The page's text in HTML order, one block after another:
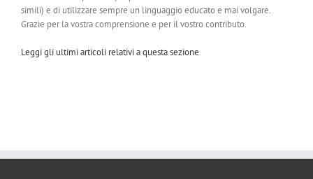
simili) e di utilizzare sempre un linguaggio educato e mai volgare.
Grazie per la vostra comprensione e per il vostro contributo.
Leggi gli ultimi articoli relativi a questa sezione